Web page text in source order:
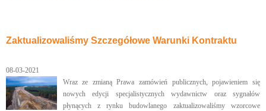
Zaktualizowaliśmy Szczegółowe Warunki Kontraktu
08-03-2021
Wraz ze zmianą Prawa zamówień publicznych, pojawieniem się
nowych edycji specjalistycznych wydawnictw oraz sygnałów
płynących z rynku budowlanego zaktualizowaliśmy wzorcowe